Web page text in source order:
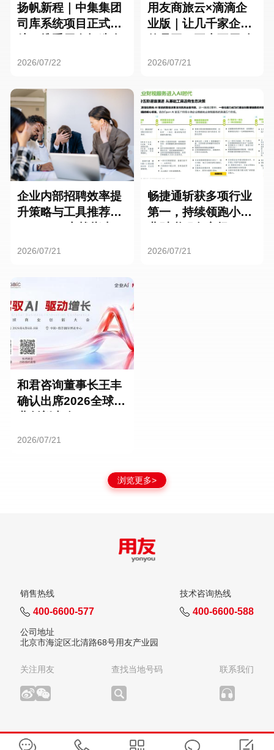
扬帆新程｜中集集团
司库系统项目正式启
2026/07/22
用友商旅云×滴滴企
业版｜让几千家企业
2026/07/21
企业内部招聘效率提
升策略与工具推荐：
2026/07/21
畅捷通斩获多项行业
第一，持续领跑小微
2026/07/21
和君咨询董事长王丰
确认出席2026全球商
2026/07/21
浏览更多>
销售热线
400-6600-577
技术咨询热线
400-6600-588
公司地址
北京市海淀区北清路68号用友产业园
关注用友 查找当地号码 联系我们
版权所有：用友网络科技股份有限公司